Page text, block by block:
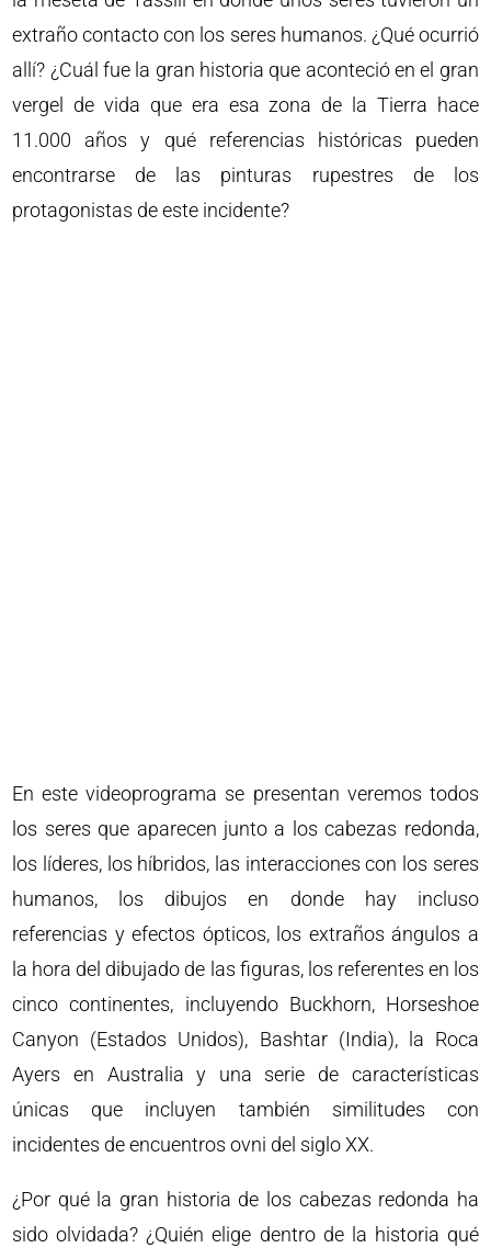
extraño contacto con los seres humanos. ¿Qué ocurrió
allí? ¿Cuál fue la gran historia que aconteció en el gran
vergel de vida que era esa zona de la Tierra hace
11.000 años y qué referencias históricas pueden
encontrarse de las pinturas rupestres de los
protagonistas de este incidente?
En este videoprograma se presentan veremos todos
los seres que aparecen junto a los cabezas redonda,
los líderes, los híbridos, las interacciones con los seres
humanos, los dibujos en donde hay incluso
referencias y efectos ópticos, los extraños ángulos a
la hora del dibujado de las figuras, los referentes en los
cinco continentes, incluyendo Buckhorn, Horseshoe
Canyon (Estados Unidos), Bashtar (India), la Roca
Ayers en Australia y una serie de características
únicas que incluyen también similitudes con
incidentes de encuentros ovni del siglo XX.
¿Por qué la gran historia de los cabezas redonda ha
sido olvidada? ¿Quién elige dentro de la historia qué